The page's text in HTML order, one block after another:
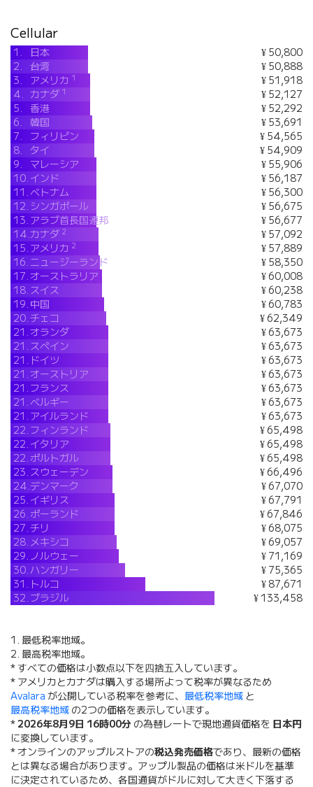
Cellular
1. 日本
¥ 50,800
2.
台湾
¥ 50,888
3.
アメリカ 1
¥ 51,918
4.
カナダ 1
¥ 52,127
5.
香港
¥ 52,292
6.
韓国
¥ 53,691
7.
フィリピン
¥ 54,565
8.
タイ
¥ 54,909
9.
マレーシア
¥ 55,906
10. インド
¥ 56,187
11.ベトナム
¥ 56,300
12. シンガポール
¥ 56,675
13. アラブ首長国連邦
¥ 56,677
14.カナダ 2
¥ 57,092
15. アメリカ 2
¥ 57,889
16. ニュージーランド
¥ 58,350
17.オーストラリア
¥ 60,008
18. スイス
¥ 60,238
19. 中国
¥ 60,783
20.チェコ
¥ 62,349
21.オランダ
¥ 63,673
21. スペイン
¥ 63,673
21. ドイツ
¥ 63,673
21.オーストリア
¥ 63,673
21. フランス
¥ 63,673
21.ベルギー
¥ 63,673
21. アイルランド
¥ 63,673
22. フィンランド
¥ 65,498
22. イタリア
¥ 65,498
22. ポルトガル
¥ 65,498
23. スウェーデン
¥ 66,496
24.デンマーク
¥ 67,070
25. イギリス
¥ 67,791
26. ポーランド
¥ 67,846
27.チリ
¥ 68,075
28. メキシコ
¥ 69,057
29. ノルウェー
¥ 71,169
30. ハンガリー
¥ 75,365
31. トルコ
¥ 87,671
32. ブラジル ¥ 133,458
1. 最低税率地域。
2. 最高税率地域。
* すべての価格は小数点以下を四捨五入しています。
* アメリカとカナダは購入する場所よって税率が異なるため
Avalara が公開している税率を参考に、 最低税率地域 と
最高税率地域 の2つの価格を表示しています。
*2026年8月9日 16時00分 の為替レートで現地通貨価格を 日本円
に変換しています。
* オンラインのアップルストアの税込発売価格であり、最新の価格
とは異なる場合があります。アップル製品の価格は米ドルを基準
に決定されているため、各国通貨がドルに対して大きく下落する